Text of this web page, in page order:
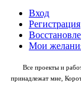
Вход
Регистрация
Мои
Все проекты и
принадлежат мне,